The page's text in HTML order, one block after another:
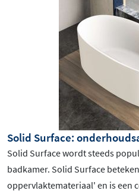
Solid Surface:
Solid Surface wordt steeds
badkamer. Solid Surface
oppervlaktemateriaal' en is een